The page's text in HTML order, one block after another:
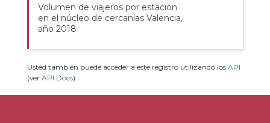
Volumen de viajeros por estación
en el núcleo de cercanías Valencia,
año 2018
Usted también puede acceder a este registro utilizando los API
(ver API Docs).